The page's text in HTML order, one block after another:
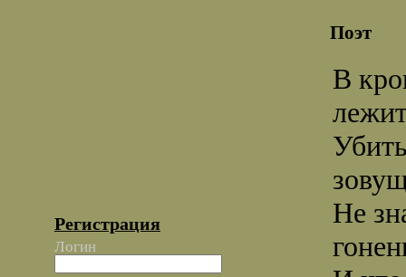
Регистрация
Логин
Поэт
В
Не